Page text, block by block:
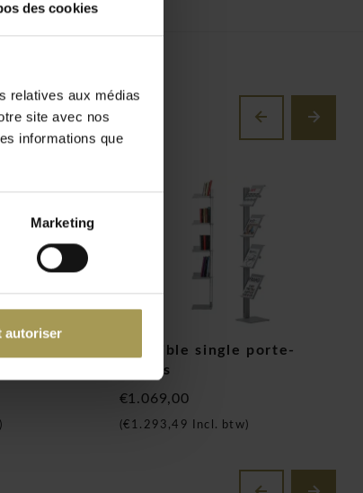
des cookies
relatives aux médias
site avec nos
informations que
Marketing
autoriser
Flexxible single porte-
revues
€1.069,00
€1.293,49 Incl. btw)